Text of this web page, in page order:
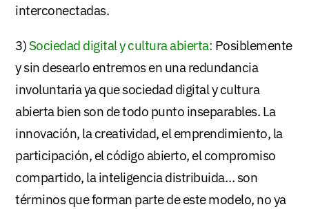
interconectadas.
3) Sociedad digital y cultura abierta: Posiblemente
y sin desearlo entremos en una redundancia
involuntaria ya que sociedad digital y cultura
abierta bien son de todo punto inseparables. La
innovación, la creatividad, el emprendimiento, la
participación, el código abierto, el compromiso
compartido, la inteligencia distribuida… son
términos que forman parte de este modelo, no ya